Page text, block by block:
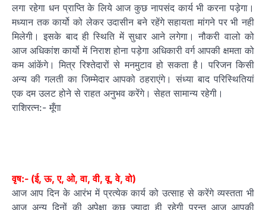
लगा रहेगा धन प्राप्ति के लिये आज कुछ नापसंद कार्य भी करना पड़ेगा।
मध्यान तक कार्यो को लेकर उदासीन बने रहेंगे सहायता मांगने पर भी नही
मिलेगी। इसके बाद ही स्थिति में सुधार आने लगेगा। नौकरी वालो को
आज अधिकांश कार्यो में निराश होना पड़ेगा अधिकारी वर्ग आपकी क्षमता को
कम आंकेंगे। मित्र रिश्तेदारों से मनमुटाव हो सकता है। परिजन किसी
अन्य की गलती का जिम्मेदार आपको ठहराएंगे। संध्या बाद परिस्थितियां
एक दम उलट होने से राहत अनुभव करेंगे। सेहत सामान्य रहेगी।
राशिरत्न:- मूँगा
वृष:- (ई, ऊ, ए, ओ, वा, वी, वू, वे, वो)
आज आप दिन के आरंभ में प्रत्येक कार्य को उत्साह से करेंगे व्यस्तता भी
आज अन्य दिनों की अपेक्षा कुछ ज्यादा ही रहेगी परन्तु आज आपकी